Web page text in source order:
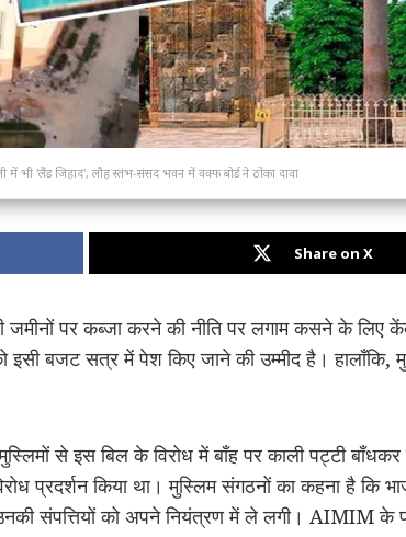
में भी 'लैंड जिहाद', लौह स्तंभ-संसद भवन में वक्फ बोर्ड ने ठोंका दावा
Share on X
जमीनों पर कब्जा करने की नीति पर लगाम कसने के लिए
इसी बजट सत्र में पेश किए जाने की उम्मीद है।
से इस बिल के विरोध में बाँह पर काली पट्टी
प्रदर्शन किया था। मुस्लिम संगठनों का कहना है कि
संपत्तियों को अपने नियंत्रण में ले लगी। AIMIM के